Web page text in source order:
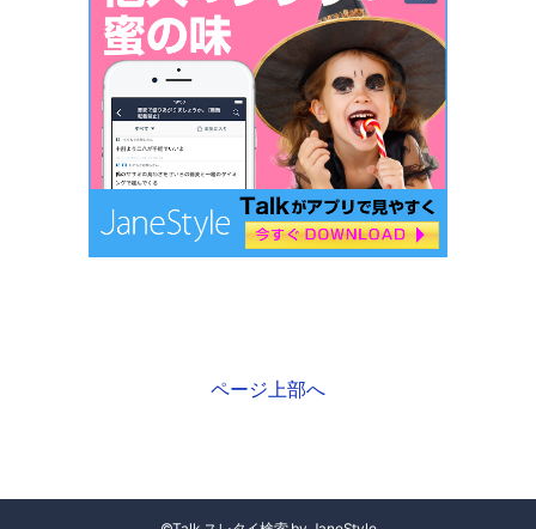
ページ上部へ